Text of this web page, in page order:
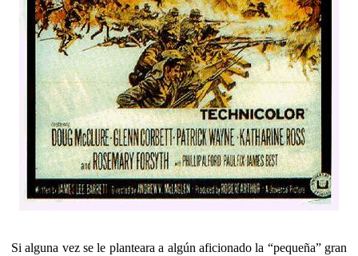
Si alguna vez se le planteara a algún aficionado la “pequeña” gran